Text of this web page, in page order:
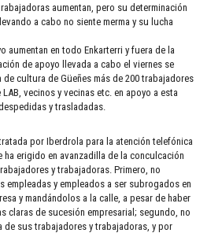
aumentan, pero su determinación
a cabo no siente merma y su lucha
aumentan en todo Enkarterri y fuera de la
de apoyo llevada a cabo el viernes se
cultura de Güeñes más de 200 trabajadores
vecinos y vecinas etc. en apoyo a esta
y trasladadas.
por Iberdrola para la atención telefónica
ha erigido en avanzadilla de la conculcación
y trabajadoras. Primero, no
empleadas y empleados a ser subrogados en
y mandándolos a la calle, a pesar de haber
claras de sucesión empresarial; segundo, no
de sus trabajadores y trabajadoras, y por